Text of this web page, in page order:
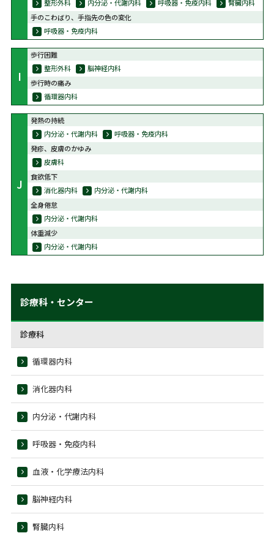
整形外科 内分泌・代謝内科 呼吸器・免疫内科
腎臓内科
手のこわばり、手指先の色の変化
呼吸器・免疫内科
I
歩行困難
整形外科
脳神経内科
歩行時の痛み
循環器内科
J
発熱の持続
内分泌・代謝内科
呼吸器・免疫内科
発疹、皮膚のかゆみ
皮膚科
食欲低下
消化器内科
内分泌・代謝内科
全身倦怠
内分泌・代謝内科
体重減少
内分泌・代謝内科
診療科・センター
診療科
循環器内科
消化器内科
内分泌・代謝内科
呼吸器・免疫内科
血液・化学療法内科
脳神経内科
腎臓内科